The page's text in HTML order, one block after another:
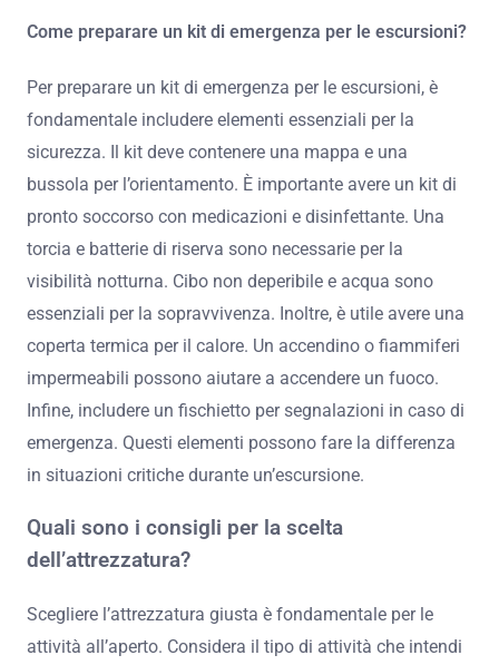
Come preparare un kit di emergenza per le escursioni?
Per preparare un kit di emergenza per le escursioni, è
fondamentale includere elementi essenziali per la
sicurezza. Il kit deve contenere una mappa e una
bussola per l’orientamento. È importante avere un kit di
pronto soccorso con medicazioni e disinfettante. Una
torcia e batterie di riserva sono necessarie per la
visibilità notturna. Cibo non deperibile e acqua sono
essenziali per la sopravvivenza. Inoltre, è utile avere una
coperta termica per il calore. Un accendino o fiammiferi
impermeabili possono aiutare a accendere un fuoco.
Infine, includere un fischietto per segnalazioni in caso di
emergenza. Questi elementi possono fare la differenza
in situazioni critiche durante un’escursione.
Quali sono i consigli per la scelta
dell’attrezzatura?
Scegliere l’attrezzatura giusta è fondamentale per le
attività all’aperto. Considera il tipo di attività che intendi